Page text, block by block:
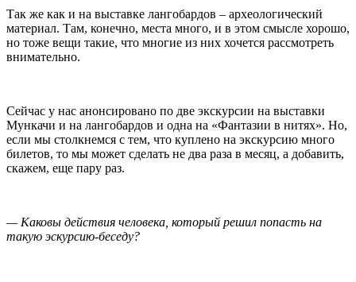
Так же как и на выставке лангобардов – археологический
материал. Там, конечно, места много, и в этом смысле хорошо,
но тоже вещи такие, что многие из них хочется рассмотреть
внимательно.
Сейчас у нас анонсировано по две экскурсии на выставки
Мункачи и на лангобардов и одна на «Фантазии в нитях». Но,
если мы столкнемся с тем, что куплено на экскурсию много
билетов, то мы может сделать не два раза в месяц, а добавить,
скажем, еще пару раз.
— Каковы действия человека, который решил попасть на
такую эскурсию-беседу?